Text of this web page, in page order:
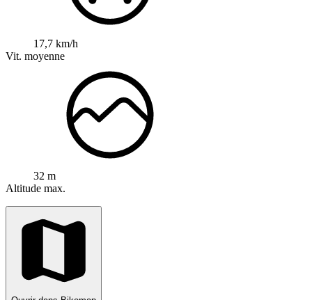
17,7 km/h
Vit. moyenne
32 m
Altitude max.